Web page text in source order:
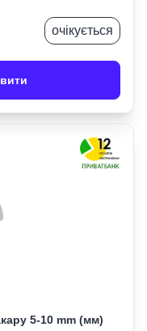
очікується
5-10 mm (мм)